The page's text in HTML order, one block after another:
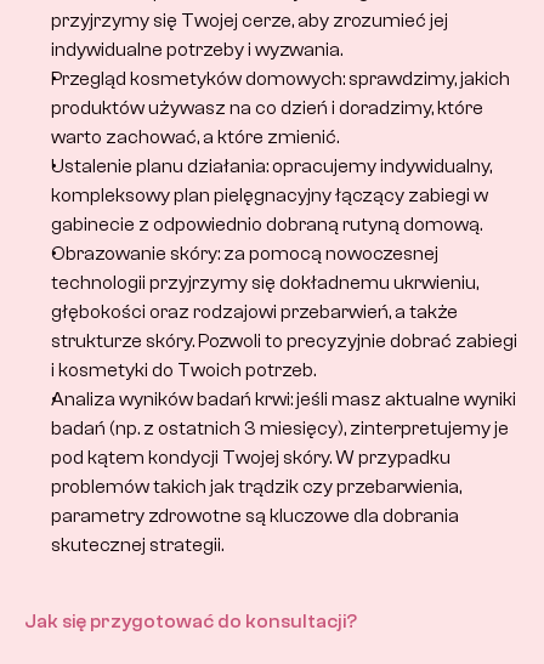
przyjrzymy się Twojej cerze, aby zrozumieć jej
indywidualne potrzeby i wyzwania.
Przegląd kosmetyków domowych: sprawdzimy, jakich
produktów używasz na co dzień i doradzimy, które
warto zachować, a które zmienić.
Ustalenie planu działania: opracujemy indywidualny,
kompleksowy plan pielęgnacyjny łączący zabiegi w
gabinecie z odpowiednio dobraną rutyną domową.
Obrazowanie skóry: za pomocą nowoczesnej
technologii przyjrzymy się dokładnemu ukrwieniu,
głębokości oraz rodzajowi przebarwień, a także
strukturze skóry. Pozwoli to precyzyjnie dobrać zabiegi
i kosmetyki do Twoich potrzeb.
Analiza wyników badań krwi: jeśli masz aktualne wyniki
badań (np. z ostatnich 3 miesięcy), zinterpretujemy je
pod kątem kondycji Twojej skóry. W przypadku
problemów takich jak trądzik czy przebarwienia,
parametry zdrowotne są kluczowe dla dobrania
skutecznej strategii.
Jak się przygotować do konsultacji?